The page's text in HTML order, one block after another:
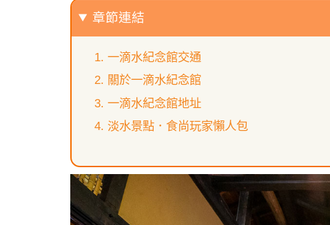
章節連結
一滴水紀念館交通
關於一滴水紀念館
一滴水紀念館地址
淡水景點．食尚玩家懶人包